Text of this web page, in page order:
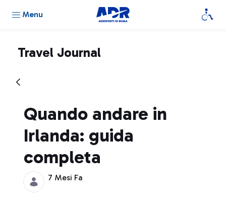
Menu
Travel Journal
Quando andare in
Irlanda: guida
completa
7 Mesi Fa